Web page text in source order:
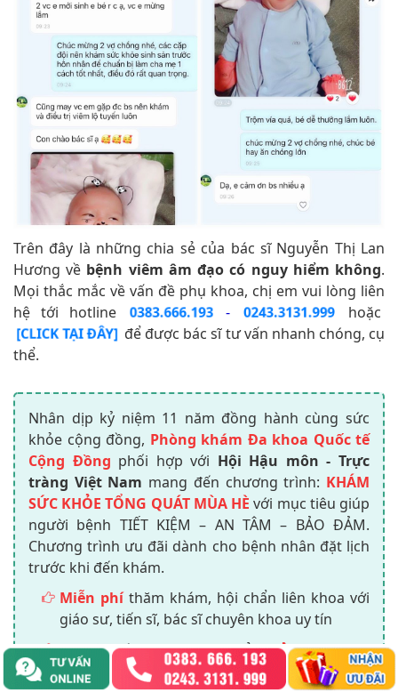
Trên đây là những chia sẻ của bác sĩ Nguyễn Thị Lan
Hương về bệnh viêm âm đạo có nguy hiểm không.
Mọi thắc mắc về vấn đề phụ khoa, chị em vui lòng liên
hệ tới hotline
0383.666.193 - 0243.3131.999 hoặc
[CLICK TẠI ĐÂY] để được bác sĩ tư vấn nhanh chóng, cụ
thể.
Nhân dịp kỷ niệm 11 năm đồng hành cùng sức
khỏe cộng đồng, Phòng khám Đa khoa Quốc tế
Cộng Đồng phối hợp với Hội Hậu môn - Trực
tràng Việt Nam mang đến chương trình: KHÁM
SỨC KHỎE TỔNG QUÁT MÙA HÈ với mục tiêu giúp
người bệnh TIẾT KIỆM – AN TÂM – BẢO ĐẢM.
Chương trình ưu đãi dành cho bệnh nhân đặt lịch
trước khi đến khám.
Miễn phíthăm khám, hội chẩn liên khoa với
giáo sư, tiến sĩ, bác sĩ chuyên khoa uy tín
Ưu đãi khám phụ khoa cơ bảnchỉ 100K
Giảm 30% chi phí điều trị